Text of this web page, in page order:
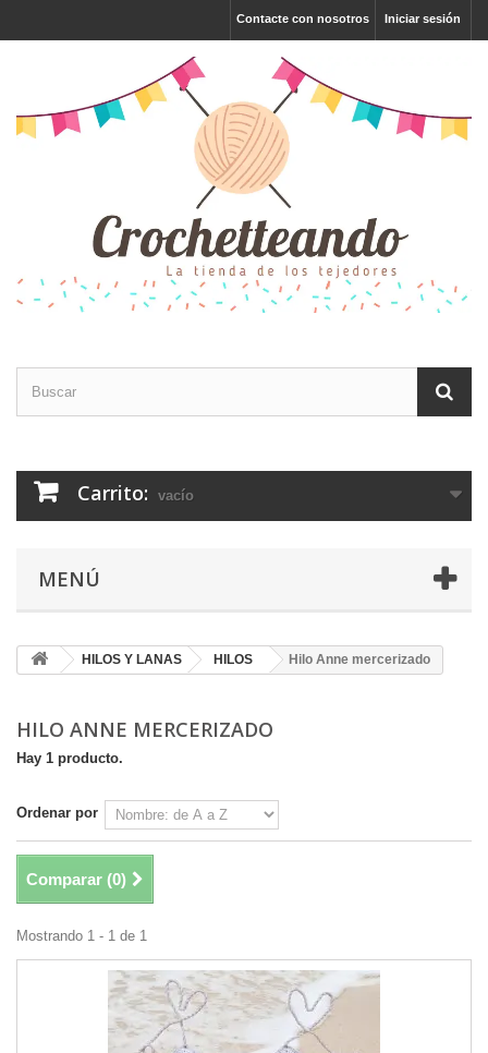
Iniciar sesión
Contacte con nosotros
Carrito: vacío
MENÚ
HILOS Y LANAS HILOS Hilo Anne mercerizado
HILO ANNE MERCERIZADO
Hay 1 producto.
Ordenar por
Comparar (0)
Mostrando 1 - 1 de 1